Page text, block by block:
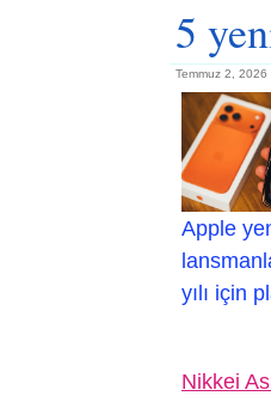
5
Temmuz 2, 2026
Apple
yılı için
Nikkei